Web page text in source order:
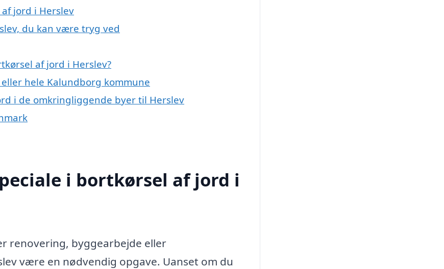
jord i Herslev
du kan være tryg ved
af jord i Herslev?
hele Kalundborg kommune
i de omkringliggende byer til Herslev
i bortkørsel af jord i
renovering, byggearbejde eller
være en nødvendig opgave. Uanset om du